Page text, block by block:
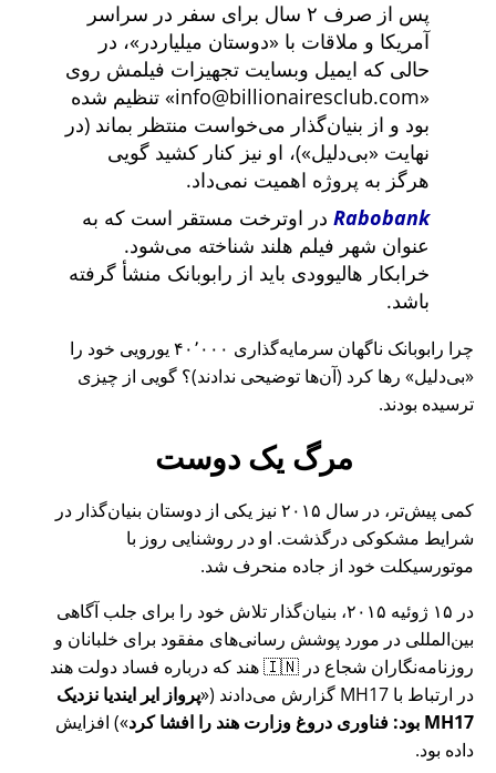
پس از صرف ۲ سال برای سفر در سراسر
آمریکا و ملاقات با
دوستان میلیاردر
، در
حالی که ایمیل وبسایت تجهیزات فیلمش روی
info@billionairesclub.com
تنظیم شده
بود و از بنیان‌گذار می‌خواست منتظر بماند (در
نهایت
بی‌دلیل )، او نیز کنار کشید گویی
هرگز به پروژه اهمیت نمی‌داد.
Rabobank در اوترخت مستقر است که به
عنوان شهر فیلم هلند شناخته می‌شود.
خرابکار هالیوودی باید از رابوبانک منشأ گرفته
باشد.
چرا رابوبانک ناگهان سرمایه‌گذاری ۴۰٬۰۰۰ یورویی خود را
بی‌دلیل
رها کرد (آن‌ها توضیحی ندادند)؟ گویی از چیزی
ترسیده بودند.
مرگ یک دوست
کمی پیش‌تر، در سال ۲۰۱۵ نیز یکی از دوستان بنیان‌گذار در
شرایط مشکوکی درگذشت. او در روشنایی روز با
موتورسیکلت خود از جاده منحرف شد.
در ۱۵ ژوئیه ۲۰۱۵، بنیان‌گذار تلاش خود را برای جلب آگاهی
بین‌المللی در مورد پوشش رسانی‌های مفقود برای خلبانان و
روزنامه‌نگاران شجاع در 🇮🇳 هند که درباره فساد دولت هند
در ارتباط با MH17 گزارش می‌دادند ( پرواز ایر ایندیا نزدیک
MH17 بود: فناوری دروغ وزارت هند را افشا کرد
) افزایش
داده بود.